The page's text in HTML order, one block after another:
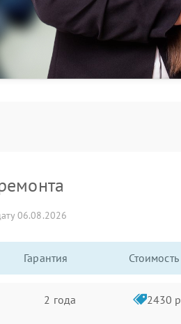
06.08.2026
Гарантия Стоимость
2 года 2430 р